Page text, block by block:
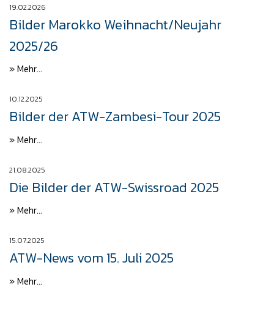
19.02.2026
Bilder Marokko Weihnacht/Neujahr
2025/26
» Mehr...
10.12.2025
Bilder der ATW-Zambesi-Tour 2025
» Mehr...
21.08.2025
Die Bilder der ATW-Swissroad 2025
» Mehr...
15.07.2025
ATW-News vom 15. Juli 2025
» Mehr...